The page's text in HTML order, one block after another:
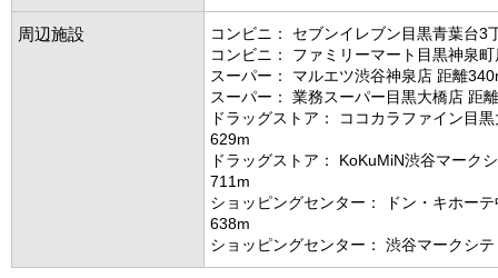
周辺施設
コンビニ： セブンイレブン目黒青葉台3
コンビニ： ファミリーマート目黒神泉
スーパー： マルエツ渋谷神泉店 距離
スーパー： 業務スーパー目黒大橋店 距
ドラッグストア： ココカラファイン目
629m
ドラッグストア： KoKuMiN渋谷マーク
711m
ショッピングセンター： ドン・キホー
638m
ショッピングセンター： 渋谷マークシ